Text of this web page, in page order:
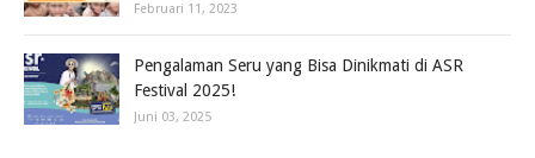
Februari 11, 2023
Pengalaman Seru yang Bisa Dinikmati di ASR
Festival 2025!
Juni 03, 2025